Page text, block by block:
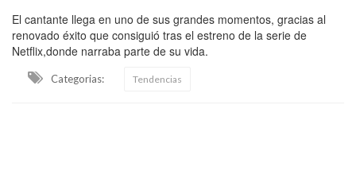
El cantante llega en uno de sus grandes momentos, gracias al
renovado éxito que consiguió tras el estreno de la serie de
Netflix,donde narraba parte de su vida.
Categorias: Tendencias